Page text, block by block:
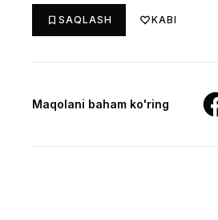
SAQLASH KABI
Maqolani baham ko'ring